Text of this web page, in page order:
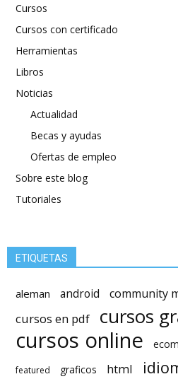
Cursos
Cursos con certificado
Herramientas
Libros
Noticias
Actualidad
Becas y ayudas
Ofertas de empleo
Sobre este blog
Tutoriales
ETIQUETAS
aleman android community
cursos en pdf cursos
cursos online
featured graficos html